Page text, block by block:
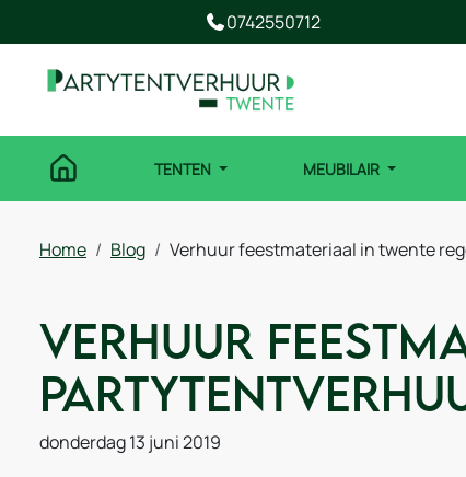
0742550712
TENTEN MEUBILAIR
Home Blog Verhuur feestmateriaal in twente
Verhuur
donderdag 13 juni 2019